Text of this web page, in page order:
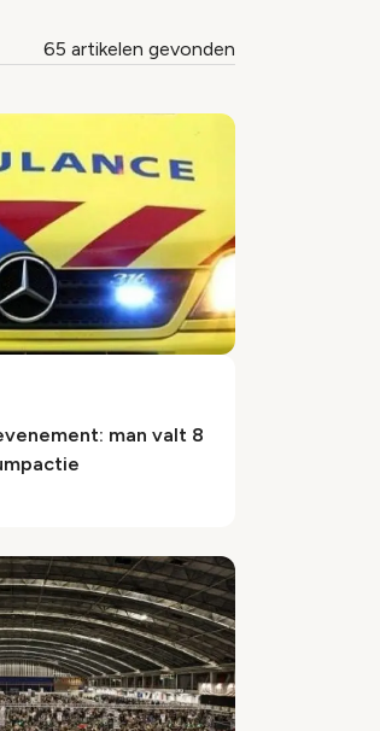
65 artikelen gevonden
man valt 8